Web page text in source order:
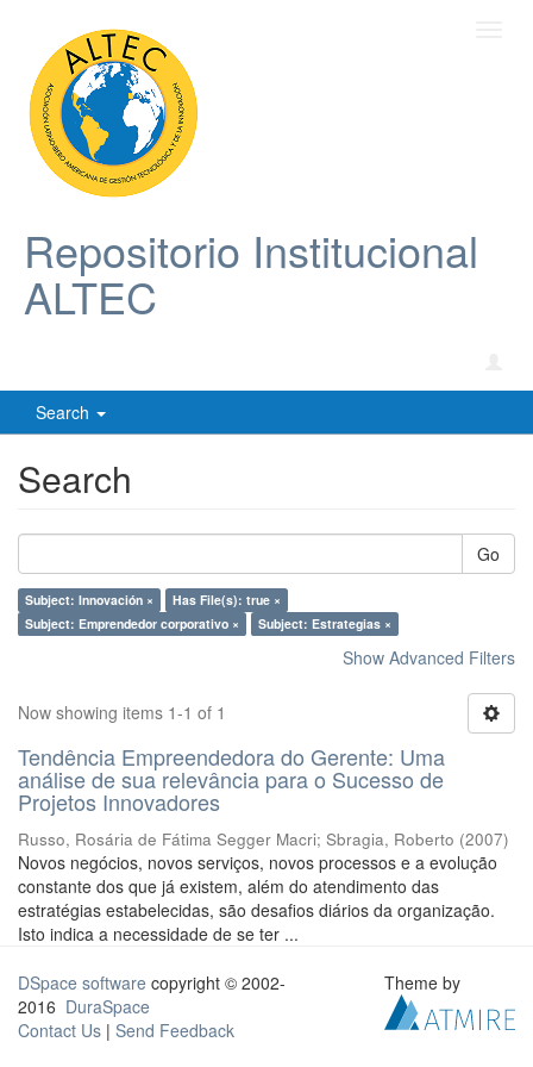
Repositorio Institucional
ALTEC
Search
Search
Go
Subject: Innovación ×
Has File(s): true ×
Subject: Emprendedor corporativo ×
Subject: Estrategias ×
Show Advanced Filters
Now showing items 1-1 of 1
Tendência Empreendedora do Gerente: Uma
análise de sua relevância para o Sucesso de
Projetos Innovadores
Russo, Rosária de Fátima Segger Macri; Sbragia, Roberto (2007)
Novos negócios, novos serviços, novos processos e a evolução
constante dos que já existem, além do atendimento das
estratégias estabelecidas, são desafios diários da organização.
Isto indica a necessidade de se ter ...
DSpace software copyright © 2002-
2016 DuraSpace
Contact Us | Send Feedback
Theme by